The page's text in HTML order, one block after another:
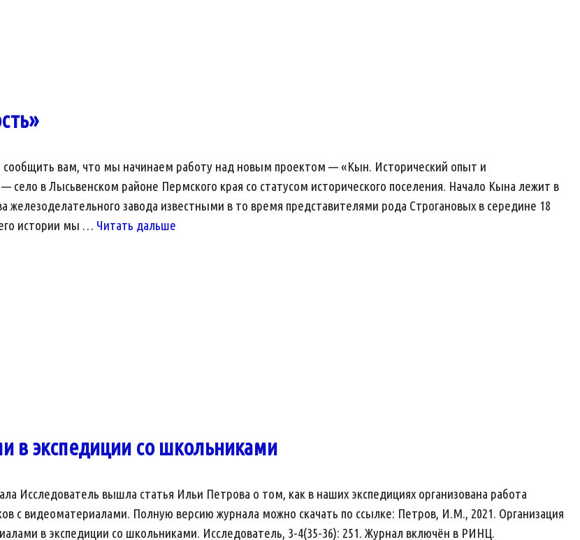
сообщить вам, что мы начинаем работу над новым проектом — «Кын. Исторический опыт и
село в Лысьвенском районе Пермского края со статусом исторического поселения. Начало Кына лежит в
железоделательного завода известными в то время представителями рода Строгановых в середине 18
истории мы … Читать дальше
в экспедиции со школьниками
Исследователь вышла статья Ильи Петрова о том, как в наших экспедициях организована работа
с видеоматериалами. Полную версию журнала можно скачать по ссылке: Петров, И.М., 2021. Организация
в экспедиции со школьниками. Исследователь, 3-4(35-36): 251. Журнал включён в РИНЦ.